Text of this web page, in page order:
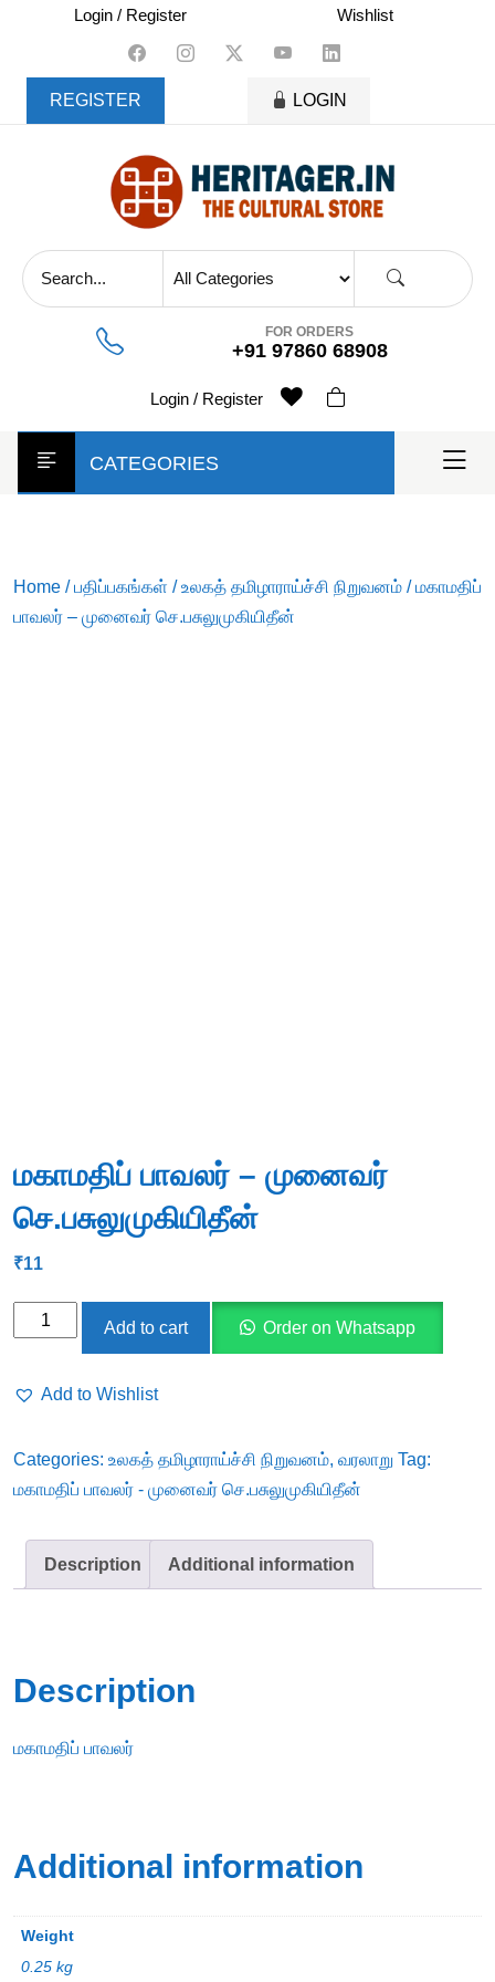
content
Login / Register Wishlist
REGISTER LOGIN
FOR ORDERS
+91 97860 68908
Login / Register
CATEGORIES
Home /பதிப்பகங்கள் /உலகத் தமிழாராய்ச்சி நிறுவனம் / மகாமதிப்
பாவலர் – முனைவர் செ.பசுலுமுகியிதீன்
மகாமதிப் பாவலர் – முனைவர்
செ.பசுலுமுகியிதீன்
₹11
மகாமதிப்
முனைவர்
quantity
Add to cart Order on Whatsapp
Add to Wishlist
Categories: உலகத் தமிழாராய்ச்சி நிறுவனம், வரலாறு Tag:
மகாமதிப் பாவலர் - முனைவர் செ.பசுலுமுகியிதீன்
Description Additional information
Description
மகாமதிப் பாவலர்
Additional information
Weight
0.25 kg